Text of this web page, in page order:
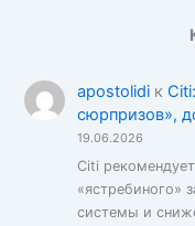
apostolidiк
сюрпризов»,
19.06.2026
Citi
«ястребиного»
системы и